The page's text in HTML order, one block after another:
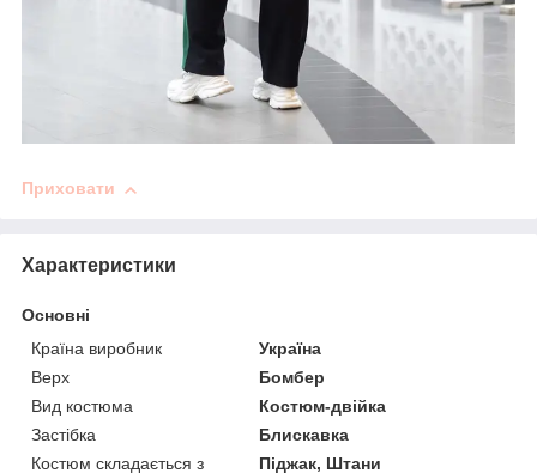
Приховати
Характеристики
Основні
Країна виробник
Україна
Верх
Бомбер
Вид костюма
Костюм-двійка
Застібка
Блискавка
Костюм складається з
Піджак, Штани